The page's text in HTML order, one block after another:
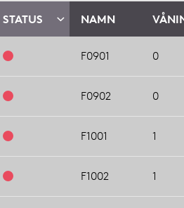
STATUS NAMN
F0901 0
F0902 0
F1001 1
F1002 1